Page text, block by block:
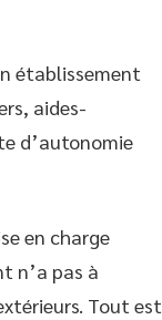
établissement
aides-
d’autonomie
en charge
n’a pas à
Tout est